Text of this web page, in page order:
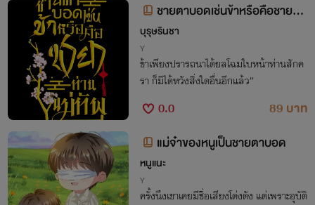
ชายตาบอดเช่นข้าหรือคือชายาท่
านแม่ทัพ
บุรุษรินชา
Y
ข้าเพียงปรารถนาได้ยลโฉมใบหน้าท่านสักค
รา ก็มิได้หวังสิ่งใดอื่นอีกแล้ว”
0.0
89 บาท
แม่จ๋าของหนูเป็นชายตาบอด
หนูแนะ
Y
ครั้งนึงเขาเคยมีชื่อเสียงโด่งดัง แต่เพราะอุบัติ